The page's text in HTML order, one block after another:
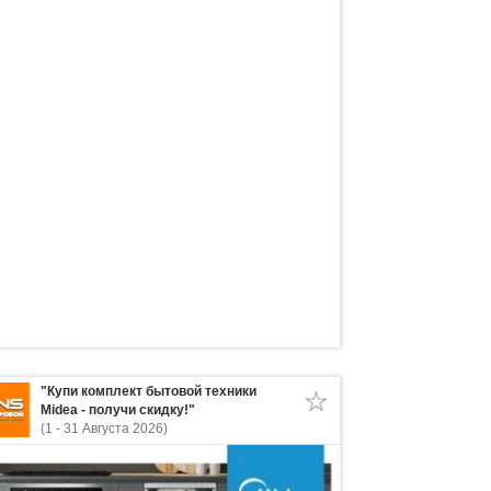
"Купи комплект бытовой техники
Midea - получи скидку!"
(1 - 31 Августа 2026)